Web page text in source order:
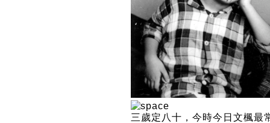
三歲定八十，今時今日文楓最